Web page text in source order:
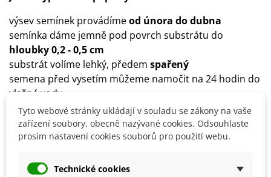
výsev semínek provádímeod února do dubna
semínka dáme jemně pod povrch substrátu do
hloubky 0,2 - 0,5 cm
substrát volíme lehký, předem spařený
semena před vysetím můžeme namočit na 24 hodin do
vlažné vody
doba klíčení:1 - 2 týdnyza stálé teploty kolem 22 - 28°C
stanoviště:slunečné a chráněné před větrem
substrát: propustný a dostatečně výživný
Tyto webové stránky ukládají v souladu se zákony na vaše
zařízení soubory, obecně nazývané cookies. Odsouhlaste
prosím nastavení cookies souborů pro použití webu.
Technické cookies